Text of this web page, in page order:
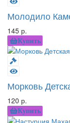
Молодило
145 р.
Купить
Морковь
120 р.
Купить